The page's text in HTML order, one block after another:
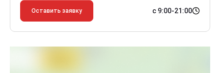
Оставить заявку с 9:00-21:00